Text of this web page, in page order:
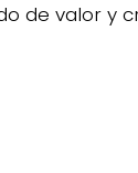
de valor y